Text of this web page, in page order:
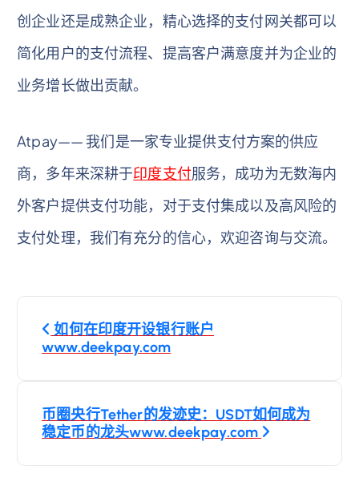
创企业还是成熟企业，精心选择的支付网关都可以
简化用户的支付流程、提高客户满意度并为企业的
业务增长做出贡献。
Atpay—— 我们是一家专业提供支付方案的供应
商，多年来深耕于印度支付服务，成功为无数海内
外客户提供支付功能，对于支付集成以及高风险的
支付处理，我们有充分的信心，欢迎咨询与交流。
文
章
航
如何在印度开设银行账户
www.deekpay.com
币圈央行Tether的发迹史：USDT如何成为
稳定币的龙头www.deekpay.com